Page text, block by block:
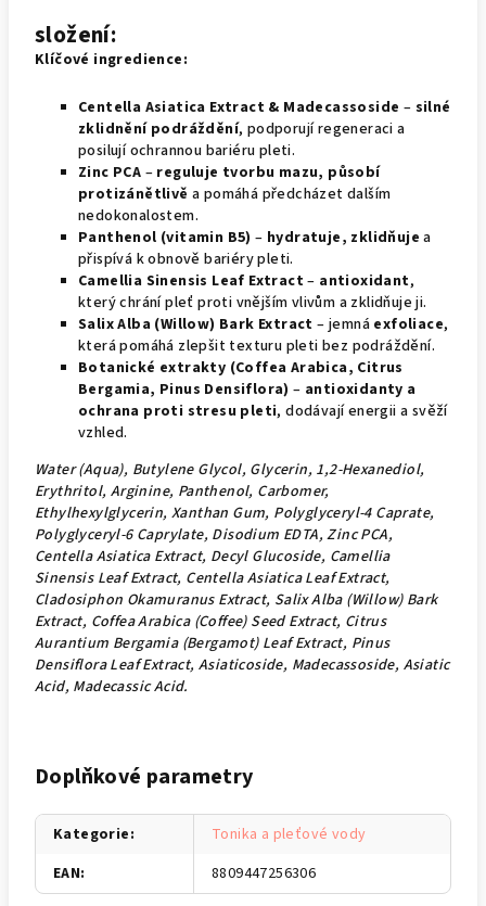
složení:
Klíčové ingredience:
Centella Asiatica Extract & Madecassoside – silné
zklidnění podráždění, podporují regeneraci a
posilují ochrannou bariéru pleti.
Zinc PCA – reguluje tvorbu mazu, působí
protizánětlivě a pomáhá předcházet dalším
nedokonalostem.
Panthenol (vitamin B5) – hydratuje, zklidňuje a
přispívá k obnově bariéry pleti.
Camellia Sinensis Leaf Extract– antioxidant,
který chrání pleť proti vnějším vlivům a zklidňuje ji.
Salix Alba (Willow) Bark Extract – jemná exfoliace,
která pomáhá zlepšit texturu pleti bez podráždění.
Botanické extrakty (Coffea Arabica, Citrus
Bergamia, Pinus Densiflora) – antioxidanty a
ochrana proti stresu pleti, dodávají energii a svěží
vzhled.
Water (Aqua), Butylene Glycol, Glycerin, 1,2-Hexanediol,
Erythritol, Arginine, Panthenol, Carbomer,
Ethylhexylglycerin, Xanthan Gum, Polyglyceryl-4 Caprate,
Polyglyceryl-6 Caprylate, Disodium EDTA, Zinc PCA,
Centella Asiatica Extract, Decyl Glucoside, Camellia
Sinensis Leaf Extract, Centella Asiatica Leaf Extract,
Cladosiphon Okamuranus Extract, Salix Alba (Willow) Bark
Extract, Coffea Arabica (Coffee) Seed Extract, Citrus
Aurantium Bergamia (Bergamot) Leaf Extract, Pinus
Densiflora Leaf Extract, Asiaticoside, Madecassoside, Asiatic
Acid, Madecassic Acid.
Doplňkové parametry
Kategorie:
Tonika a pleťové vody
EAN: 8809447256306